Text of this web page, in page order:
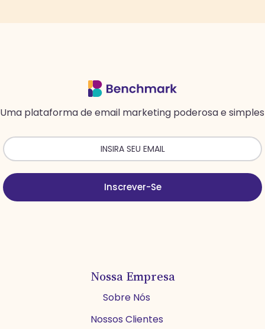
Uma plataforma de email marketing poderosa e simples
Inscrever-Se
Nossa Empresa
Sobre Nós
Nossos Clientes